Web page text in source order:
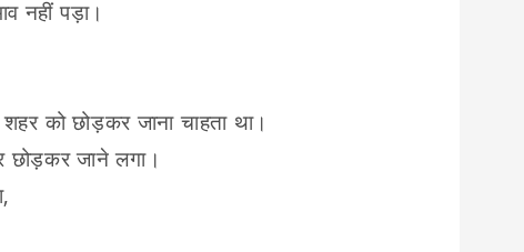
नहीं पड़ा।
को छोड़कर जाना चाहता था।
छोड़कर जाने लगा।